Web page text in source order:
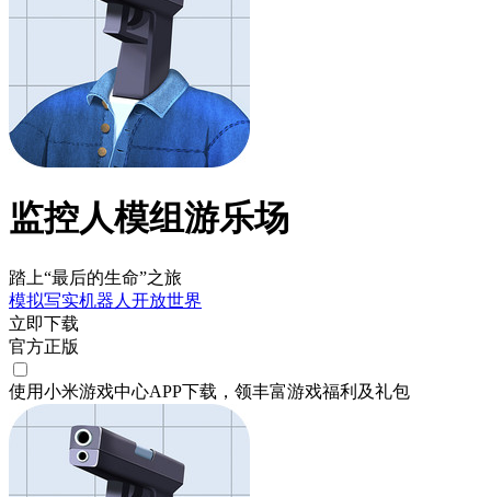
监控人模组游乐场
踏上“最后的生命”之旅
模拟写实机器人 开放世界
立即下载
官方正版
使用小米游戏中心APP下载 ，领丰富游戏福利 及礼包